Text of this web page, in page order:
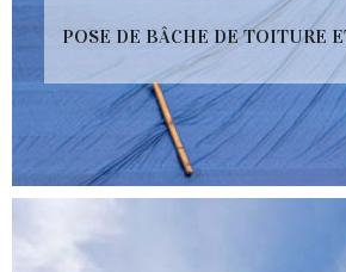
POSE DE BÂCHE DE TOITURE